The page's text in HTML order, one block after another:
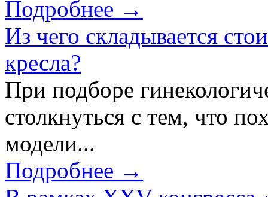
Подробнее →
Из чего складывается
кресла?
При подборе
столкнуться с тем, что
модели...
Подробнее →